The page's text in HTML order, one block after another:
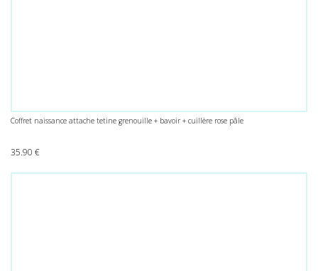
Coffret naissance attache tetine grenouille + bavoir + cuillère rose pâle
35.90 €